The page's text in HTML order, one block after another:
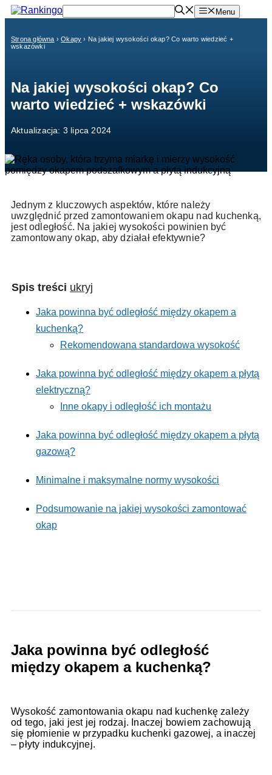
Przejdź
do
Menu
Strona główna ›Okapy › Na jakiej wysokości okap? Co warto wiedzieć +
wskazówki
Na jakiej wysokości okap? Co
warto wiedzieć + wskazówki
Aktualizacja: 3 lipca 2024
Jednym z kluczowych aspektów, które należy
uwzględnić przed zamontowaniem okapu nad kuchenką,
jest odległość. Na jakiej wysokości powinien być
zamontowany okap, aby działał efektywnie?
Spis treści ukryj
Jaka powinna być odległość między okapem a
kuchenką?
Rekomendowana standardowa wysokość
Jaka powinna być odległość między okapem a płytą
elektryczną?
Inne okapy i odległość ich montażu
Jaka powinna być odległość między okapem a płytą
gazową?
Minimalne i maksymalne normy wysokości
Podsumowanie na jakiej wysokości zamontować
okap
Jaka powinna być odległość
między okapem a kuchenką?
Wysokość zamontowania okapu nad kuchenkę zależy
od tego, jaki jest jej rodzaj. Inaczej bowiem zachowują
się płomienie w przypadku kuchenki gazowej, a inaczej
– płyty indukcyjnej.